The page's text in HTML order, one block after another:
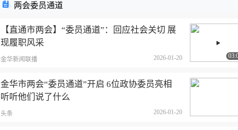
两会委员通道
【直通市两会】“委员通道”：回应社会关切 展
现履职风采
金华新闻联播 2026-01-20
金华市两会“委员通道”开启 6位政协委员亮相
听听他们说了什么
头条 2026-01-20